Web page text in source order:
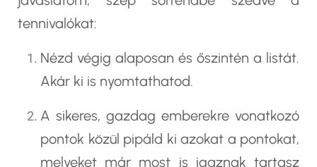
tennivalókat:
Nézd végig alaposan és őszintén a listát.
Akár ki is nyomtathatod.
A sikeres, gazdag emberekre vonatkozó
pontok közül pipáld ki azokat a pontokat,
melyeket már most is igaznak tartasz